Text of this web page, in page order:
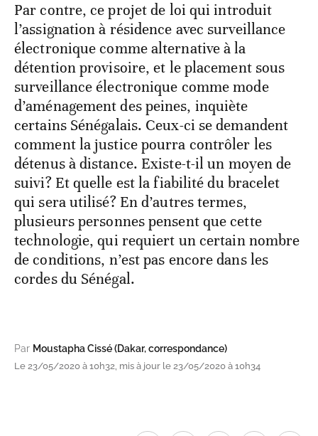
Par contre, ce projet de loi qui introduit
l’assignation à résidence avec surveillance
électronique comme alternative à la
détention provisoire, et le placement sous
surveillance électronique comme mode
d’aménagement des peines, inquiète
certains Sénégalais. Ceux-ci se demandent
comment la justice pourra contrôler les
détenus à distance. Existe-t-il un moyen de
suivi? Et quelle est la fiabilité du bracelet
qui sera utilisé? En d’autres termes,
plusieurs personnes pensent que cette
technologie, qui requiert un certain nombre
de conditions, n’est pas encore dans les
cordes du Sénégal.
Par Moustapha Cissé (Dakar, correspondance)
Le 23/05/2020 à 10h32, mis à jour le 23/05/2020 à 10h34